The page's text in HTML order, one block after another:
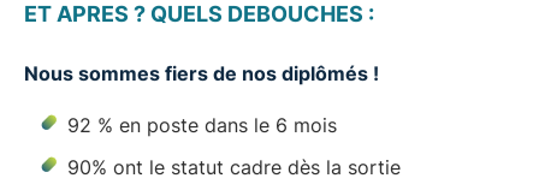
ET APRES ? QUELS DEBOUCHES :
Nous sommes fiers de nos diplômés !
92 % en poste dans le 6 mois
90% ont le statut cadre dès la sortie